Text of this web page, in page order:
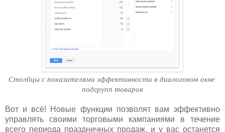
Столбцы с показателями эффективности в диалоговом окне
подгрупп товаров
Вот и всё! Новые функции позволят вам эффективно
управлять своими торговыми кампаниями в течение
всего периода праздничных продаж, и у вас останется